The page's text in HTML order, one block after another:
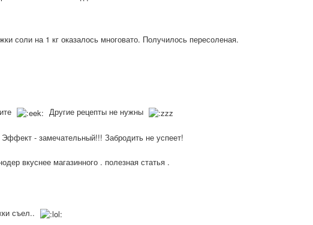
соли на 1 кг оказалось многовато. Получилось пересоленая.
Другие рецепты не нужны
Эффект - замечательный!!! Забродить не успеет!
вкуснее магазинного . полезная статья .
съел..